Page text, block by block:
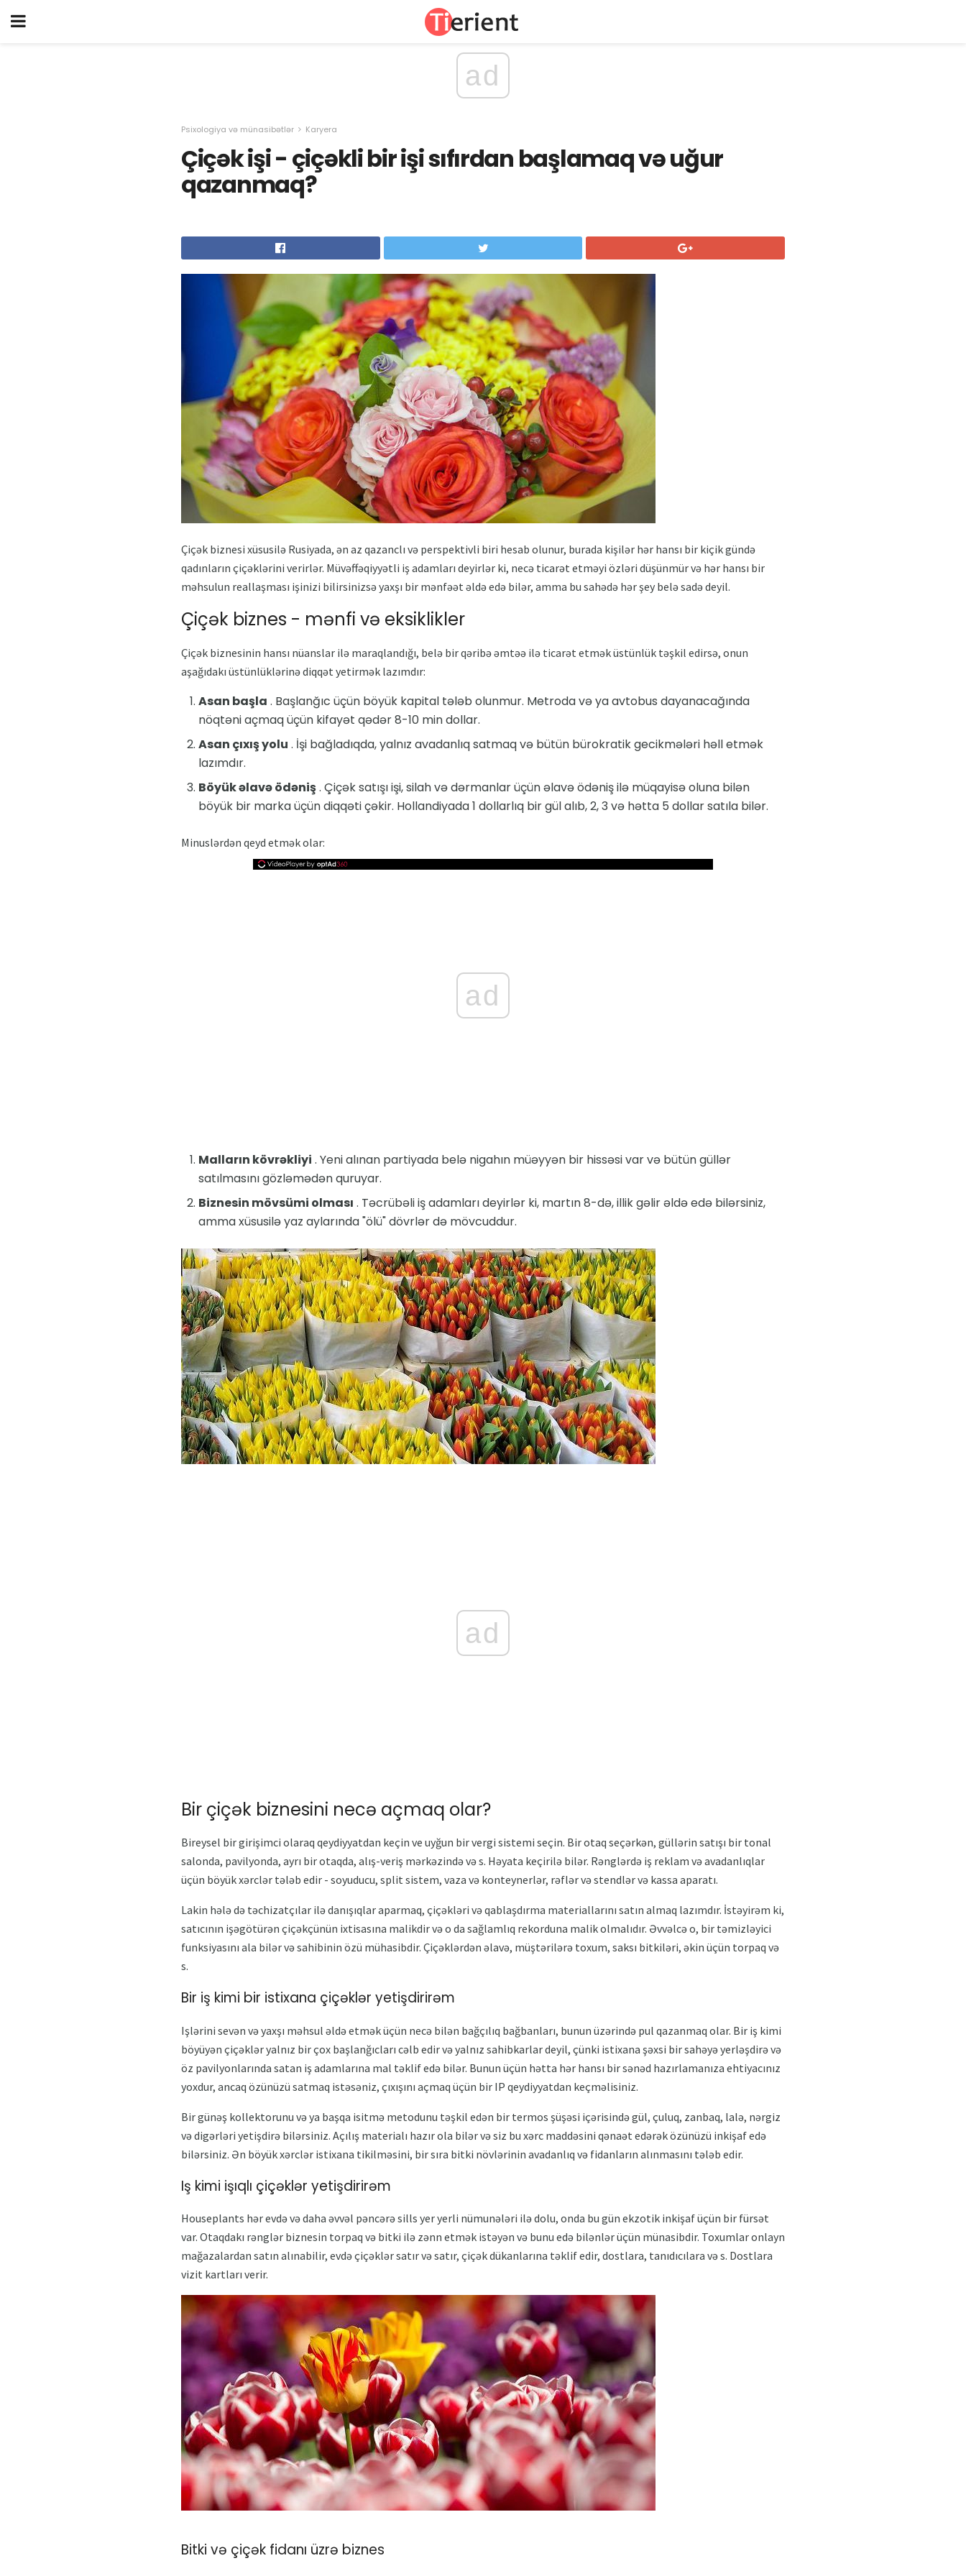
ad
Psixologiya və münasibətlər Karyera
Çiçək işi - çiçəkli bir işi sıfırdan başlamaq və uğur
qazanmaq?
Çiçək biznesi xüsusilə Rusiyada, ən az qazanclı və perspektivli biri hesab olunur, burada kişilər hər hansı bir kiçik gündə
qadınların çiçəklərini verirlər. Müvəffəqiyyətli iş adamları deyirlər ki, necə ticarət etməyi özləri düşünmür və hər hansı bir
məhsulun reallaşması işinizi bilirsinizsə yaxşı bir mənfəət əldə edə bilər, amma bu sahədə hər şey belə sadə deyil.
Çiçək biznes - mənfi və eksiklikler
Çiçək biznesinin hansı nüanslar ilə maraqlandığı, belə bir qəribə əmtəə ilə ticarət etmək üstünlük təşkil edirsə, onun
aşağıdakı üstünlüklərinə diqqət yetirmək lazımdır:
Asan başla . Başlanğıc üçün böyük kapital tələb olunmur. Metroda və ya avtobus dayanacağında
nöqtəni açmaq üçün kifayət qədər 8-10 min dollar.
Asan çıxış yolu . İşi bağladıqda, yalnız avadanlıq satmaq və bütün bürokratik gecikmələri həll etmək
lazımdır.
Böyük əlavə ödəniş. Çiçək satışı işi, silah və dərmanlar üçün əlavə ödəniş ilə müqayisə oluna bilən
böyük bir marka üçün diqqəti çəkir. Hollandiyada 1 dollarlıq bir gül alıb, 2, 3 və hətta 5 dollar satıla bilər.
Minuslərdən qeyd etmək olar:
ad
Malların kövrəkliyi . Yeni alınan partiyada belə nigahın müəyyən bir hissəsi var və bütün güllər
satılmasını gözləmədən quruyar.
Biznesin mövsümi olması . Təcrübəli iş adamları deyirlər ki, martın 8-də, illik gəlir əldə edə bilərsiniz,
amma xüsusilə yaz aylarında "ölü" dövrlər də mövcuddur.
ad
Bir çiçək biznesini necə açmaq olar?
Bireysel bir girişimci olaraq qeydiyyatdan keçin ve uyğun bir vergi sistemi seçin. Bir otaq seçərkən, güllərin satışı bir tonal
salonda, pavilyonda, ayrı bir otaqda, alış-veriş mərkəzində və s. Həyata keçirilə bilər. Rənglərdə iş reklam və avadanlıqlar
üçün böyük xərclər tələb edir - soyuducu, split sistem, vaza və konteynerlər, rəflər və stendlər və kassa aparatı.
Lakin hələ də təchizatçılar ilə danışıqlar aparmaq, çiçəkləri və qablaşdırma materiallarını satın almaq lazımdır. İstəyirəm ki,
satıcının işəgötürən çiçəkçünün ixtisasına malikdir və o da sağlamlıq rekorduna malik olmalıdır. Əvvəlcə o, bir təmizləyici
funksiyasını ala bilər və sahibinin özü mühasibdir. Çiçəklərdən əlavə, müştərilərə toxum, saksı bitkiləri, əkin üçün torpaq və
s.
Bir iş kimi bir istixana çiçəklər yetişdirirəm
Işlərini sevən və yaxşı məhsul əldə etmək üçün necə bilən bağçılıq bağbanları, bunun üzərində pul qazanmaq olar. Bir iş kimi
böyüyən çiçəklər yalnız bir çox başlanğıcları cəlb edir və yalnız sahibkarlar deyil, çünki istixana şəxsi bir sahəyə yerləşdirə və
öz pavilyonlarında satan iş adamlarına mal təklif edə bilər. Bunun üçün hətta hər hansı bir sənəd hazırlamanıza ehtiyacınız
yoxdur, ancaq özünüzü satmaq istəsəniz, çıxışını açmaq üçün bir IP qeydiyyatdan keçməlisiniz.
Bir günəş kollektorunu və ya başqa isitmə metodunu təşkil edən bir termos şüşəsi içərisində gül, çuluq, zanbaq, lalə, nərgiz
və digərləri yetişdirə bilərsiniz. Açılış materialı hazır ola bilər və siz bu xərc maddəsini qənaət edərək özünüzü inkişaf edə
bilərsiniz. Ən böyük xərclər istixana tikilməsini, bir sıra bitki növlərinin avadanlıq və fidanların alınmasını tələb edir.
Iş kimi işıqlı çiçəklər yetişdirirəm
Houseplants hər evdə və daha əvvəl pəncərə sills yer yerli nümunələri ilə dolu, onda bu gün ekzotik inkişaf üçün bir fürsət
var. Otaqdakı rənglər biznesin torpaq və bitki ilə zənn etmək istəyən və bunu edə bilənlər üçün münasibdir. Toxumlar onlayn
mağazalardan satın alınabilir, evdə çiçəklər satır və satır, çiçək dükanlarına təklif edir, dostlara, tanıdıcılara və s. Dostlara
vizit kartları verir.
Bitki və çiçək fidanı üzrə biznes